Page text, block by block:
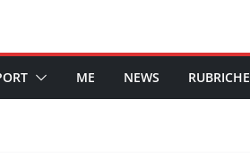
ME NEWS RUBRICHE